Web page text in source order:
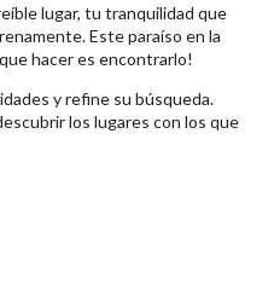
lugar, tu tranquilidad que
Este paraíso en la
hacer es encontrarlo!
y refine su búsqueda.
los lugares con los que